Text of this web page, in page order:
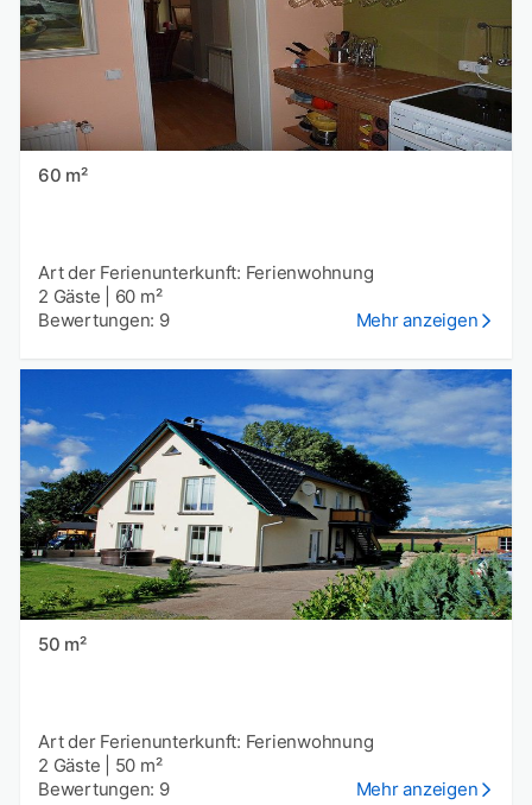
60 m²
Art der Ferienunterkunft: Ferienwohnung
2 Gäste
60 m²
Bewertungen: 9
Mehr anzeigen
50 m²
Art der Ferienunterkunft: Ferienwohnung
2 Gäste
50 m²
Bewertungen: 9
Mehr anzeigen